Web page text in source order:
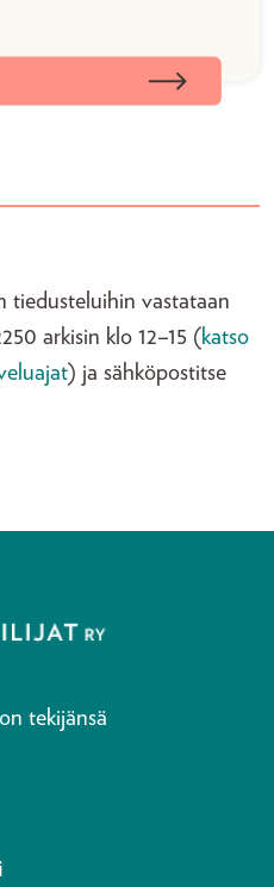
tiedusteluihin vastataan
arkisin klo 12–15 (katso
) ja sähköpostitse
tekijänsä